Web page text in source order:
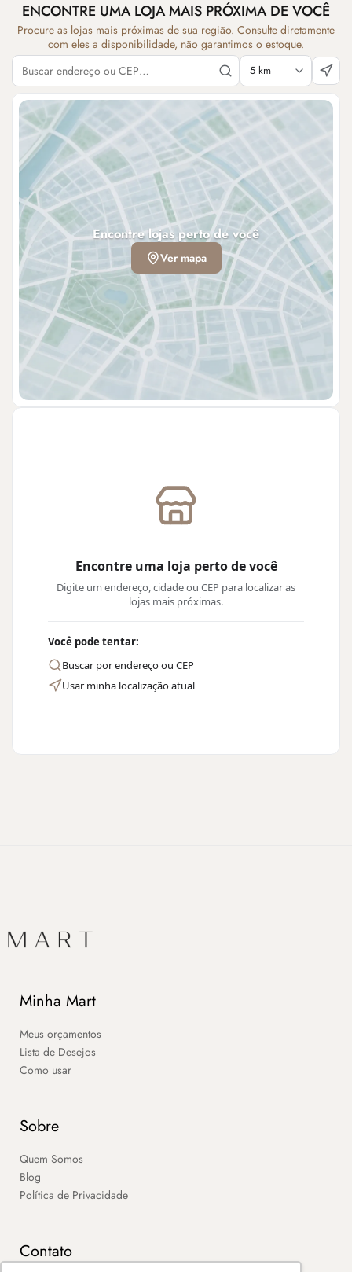
ENCONTRE UMA LOJA MAIS PRÓXIMA DE VOCÊ
Procure as lojas mais próximas de sua região. Consulte diretamente
com eles a disponibilidade, não garantimos o estoque.
Encontre uma loja perto de você
Digite um endereço, cidade ou CEP para localizar as
lojas mais próximas.
Você pode tentar:
Buscar por endereço ou CEP
Usar minha localização atual
Encontre lojas perto de você
Ver mapa
Minha Mart
Meus orçamentos
Lista de Desejos
Como usar
Sobre
Quem Somos
Blog
Política de Privacidade
Contato